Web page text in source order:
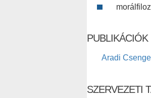
PUBLIKÁCIÓK
Aradi
SZERVEZETI